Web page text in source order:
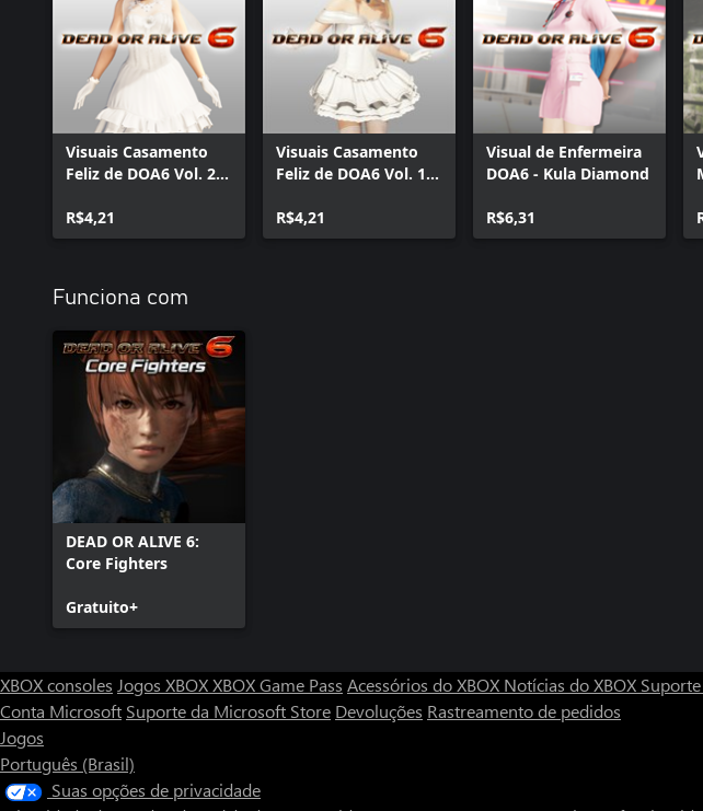
Visuais Casamento
Feliz de DOA6 Vol. 2 -
R$4,21
Visuais Casamento
Feliz de DOA6 Vol. 1 -
R$4,21
Visual de Enfermeira
DOA6 - Kula Diamond
R$6,31
Funciona com
DEAD OR ALIVE 6:
Core Fighters
Gratuito+
XBOX consoles Jogos XBOXXBOX Game Pass Acessórios do XBOX Notícias do XBOX
Conta Microsoft Suporte da Microsoft Store Devoluções Rastreamento de pedidos
Jogos
Português (Brasil)
Suas opções de privacidade